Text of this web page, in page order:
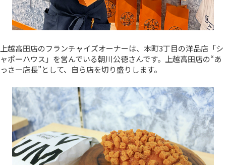
上越高田店のフランチャイズオーナーは、本町3丁目の洋品店「シ
ャポーハウス」を営んでいる朝川公徳さんです。上越高田店の“あ
っさー店長”として、自ら店を切り盛りします。